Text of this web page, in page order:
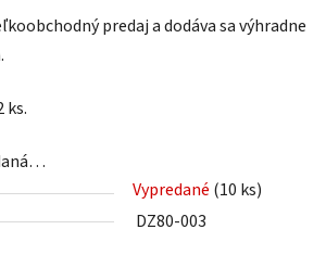
predaj a dodáva sa výhradne
ks.
Vypredané (10 ks)
DZ80-003